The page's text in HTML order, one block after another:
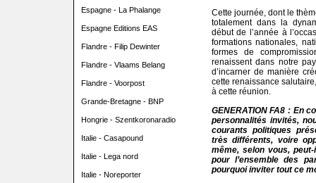
Espagne - La Phalange
Espagne Editions EAS
Flandre - Filip Dewinter
Flandre - Vlaams Belang
Flandre - Voorpost
Grande-Bretagne - BNP
Hongrie - Szentkoronaradio
Italie - Casapound
Italie - Lega nord
Italie - Noreporter
Cette journée, dont le
totalement dans la
début de l’année à
formations nationales,
formes de
renaissent dans notre
d’incarner de manière
cette renaissance
à cette réunion.
GENERATION FA8 : En
personnalités invités,
courants politiques
très différents, voire
même, selon vous,
pour l’ensemble des
pourquoi inviter tout ce